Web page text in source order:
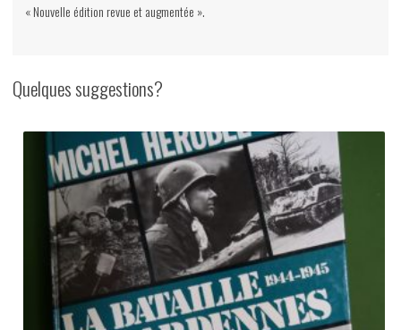
« Nouvelle édition revue et augmentée ».
Quelques suggestions?